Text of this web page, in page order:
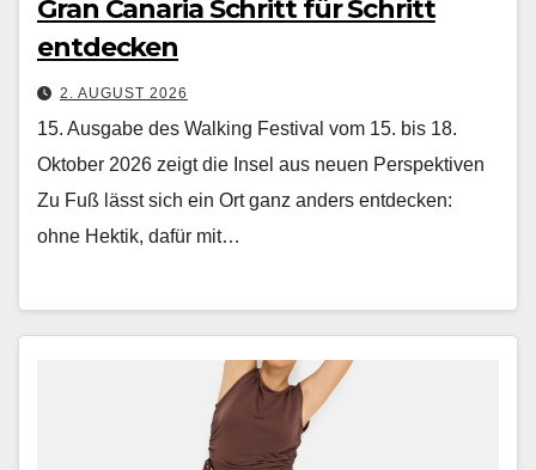
Gran Canaria Schritt für Schritt
entdecken
2. AUGUST 2026
15. Ausgabe des Walking Festival vom 15. bis 18.
Oktober 2026 zeigt die Insel aus neuen Perspektiven
Zu Fuß lässt sich ein Ort ganz anders ent­deck­en:
ohne Hek­tik, dafür mit…